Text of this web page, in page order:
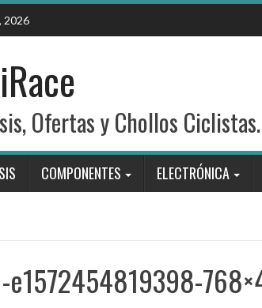
2026
Ofertas y Chollos
COMPONENTES ELECTRÓNICA
e1572454819398-